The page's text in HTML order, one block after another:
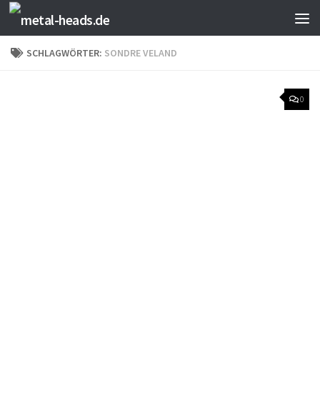
Zum Inhalt springen
SCHLAGWÖRTER: SONDRE VELAND
0